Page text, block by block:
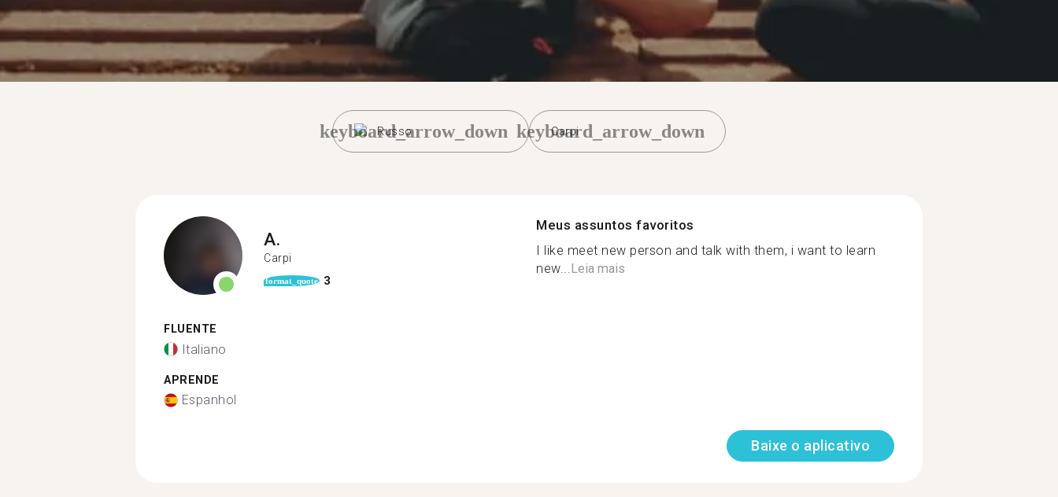
Russo
keyboard_arrow_down Carpi
keyboard_arrow_down
A.
Carpi
format_quote 3
FLUENTE
Italiano
APRENDE
Espanhol
Meus assuntos favoritos
I like meet new person and talk with them, i want to learn
new...Leia mais
Baixe o aplicativo